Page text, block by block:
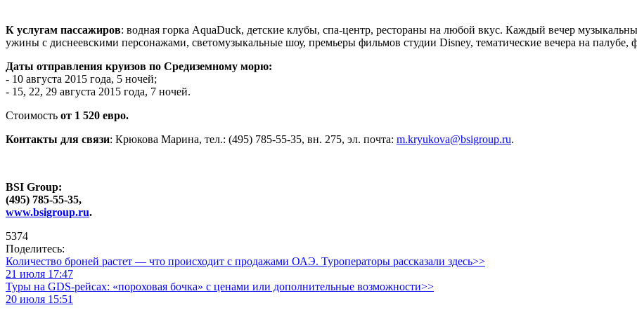
К услугам пассажиров: водная горка AquaDuck, детские клубы, спа-центр, рестораны на любой вкус. Каждый вечер
ужины с диснеевскими персонажами, светомузыкальные шоу, премьеры фильмов студии Disney, тематические вечера на палубе,
Даты отправления круизов по Средиземному морю:
- 10 августа 2015 года, 5 ночей;
- 15, 22, 29 августа 2015 года, 7 ночей.
Стоимость от 1 520 евро.
Контакты для связи: Крюкова Марина, тел.: (495) 785-55-35, вн. 275, эл. почта: m.kryukova@bsigroup.ru.
BSI Group:
(495) 785-55-35,
www.bsigroup.ru.
5374
Поделитесь:
Количество броней растет — что происходит с продажами ОАЭ. Туроператоры рассказали здесь>>
21 июля 17:47
Туры на GDS-рейсах: «пороховая бочка» с ценами или дополнительные возможности>>
20 июля 15:51